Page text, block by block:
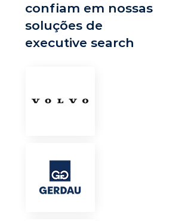
confiam em nossas
soluções de
executive search